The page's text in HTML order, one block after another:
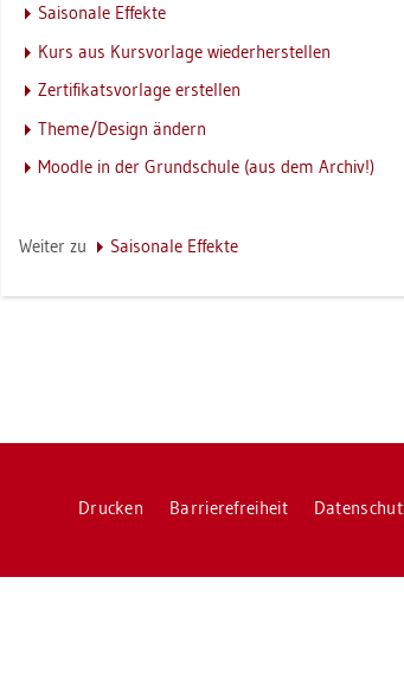
Sai­so­na­le Ef­fek­te
Kurs aus Kurs­vor­la­ge wie­der­her­stel­len
Zer­ti­fi­kats­vor­la­ge er­stel­len
Theme/De­sign än­dern
Mood­le in der Grund­schu­le (aus dem Ar­chiv!)
Wei­ter zu Sai­so­na­le Ef­fek­te
Dru­cken Bar­rie­re­frei­heit